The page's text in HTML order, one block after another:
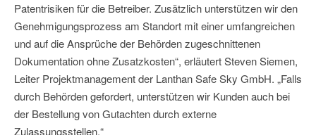
Patentrisiken für die Betreiber. Zusätzlich unterstützen wir den
Genehmigungsprozess am Standort mit einer umfangreichen
und auf die Ansprüche der Behörden zugeschnittenen
Dokumentation ohne Zusatzkosten“, erläutert Steven Siemen,
Leiter Projektmanagement der Lanthan Safe Sky GmbH. „Falls
durch Behörden gefordert, unterstützen wir Kunden auch bei
der Bestellung von Gutachten durch externe
Zulassungsstellen.“